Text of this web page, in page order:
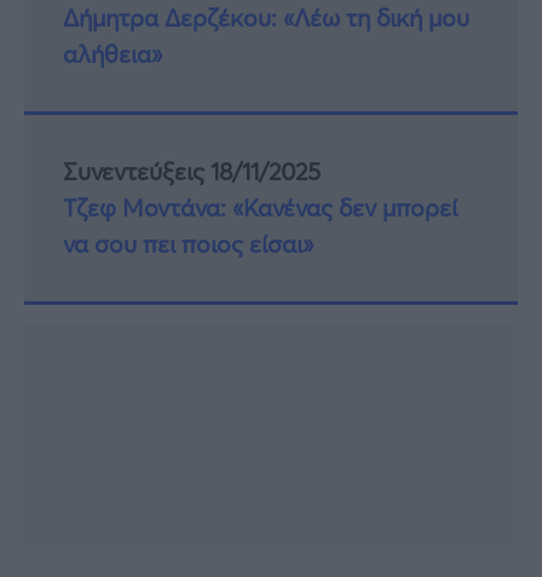
Δήμητρα Δερζέκου: «Λέω τη δική μου
αλήθεια»
Συνεντεύξεις 18/11/2025
Τζεφ Μοντάνα: «Κανένας δεν μπορεί
να σου πει ποιος είσαι»